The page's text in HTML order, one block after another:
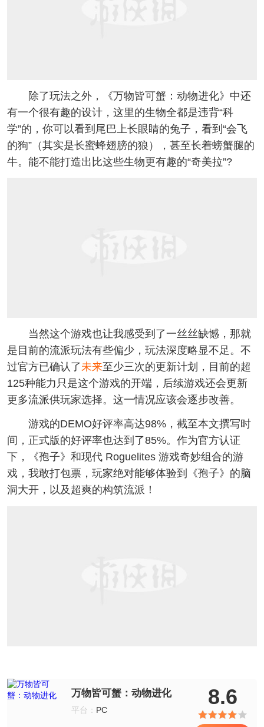
除了玩法之外，《万物皆可蟹：动物进化》中还
有一个很有趣的设计，这里的生物全都是违背“科
学”的，你可以看到尾巴上长眼睛的兔子，看到“会飞
的狗”（其实是长蜜蜂翅膀的狼），甚至长着螃蟹腿的
牛。能不能打造出比这些生物更有趣的“奇美拉”?
当然这个游戏也让我感受到了一丝丝缺憾，那就
是目前的流派玩法有些偏少，玩法深度略显不足。不
过官方已确认了未来至少三次的更新计划，目前的超
125种能力只是这个游戏的开端，后续游戏还会更新
更多流派供玩家选择。这一情况应该会逐步改善。
游戏的DEMO好评率高达98%，截至本文撰写时
间，正式版的好评率也达到了85%。作为官方认证
下，《孢子》和现代 Roguelites 游戏奇妙组合的游
戏，我敢打包票，玩家绝对能够体验到《孢子》的脑
洞大开，以及超爽的构筑流派！
万物皆可蟹：动物进化
平台： PC
8.6